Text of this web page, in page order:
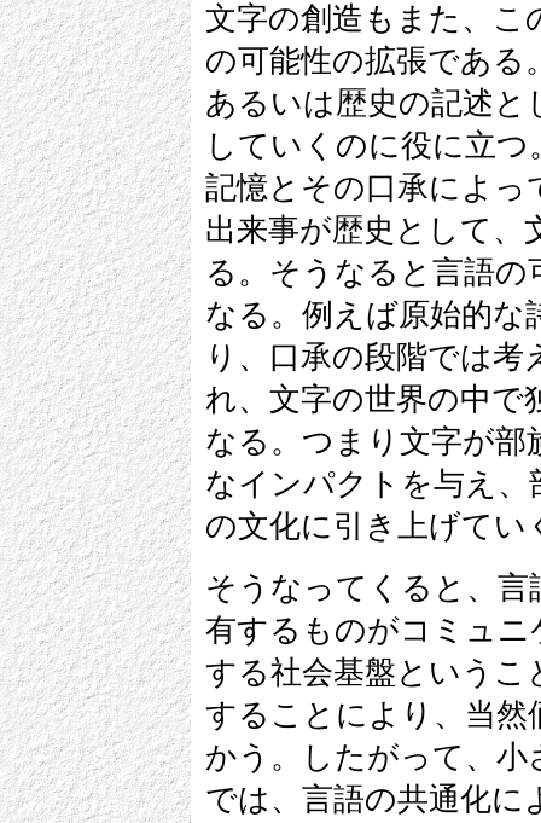
文字の創造もまた、こ
の可能性の拡張である
あるいは歴史の記述と
していくのに役に立
記憶とその口承によっ
出来事が歴史として、
る。そうなると言語
なる。例えば原始的な
り、口承の段階では
れ、文字の世界の中で
なる。つまり文字が部
なインパクトを与え
の文化に引き上げてい
そうなってくると、言
有するものがコミュ
する社会基盤というこ
することにより、当然
かう。したがって、小
では、言語の共通化に